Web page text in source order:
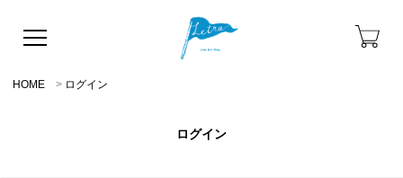
HOME ログイン
ログイン